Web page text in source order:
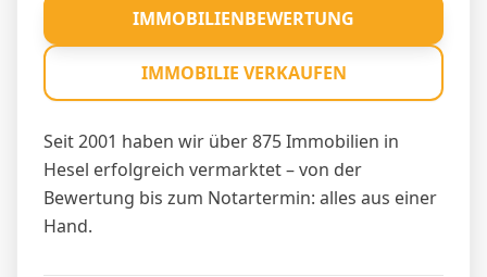
Seit 2001 haben wir über 875 Immobilien in
Hesel erfolgreich vermarktet – von der
Bewertung bis zum Notartermin: alles aus einer
Hand.
IMMOBILIENBEWERTUNG
IMMOBILIE VERKAUFEN